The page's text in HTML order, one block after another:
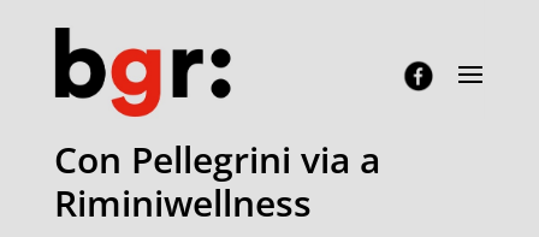
Con Pellegrini via a
Riminiwellness